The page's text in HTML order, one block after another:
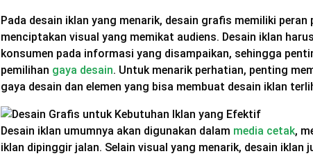
Pada desain iklan yang menarik, desain grafis memiliki peran
menciptakan visual yang memikat audiens. Desain iklan
konsumen pada informasi yang disampaikan, sehingga
pemilihan gaya desain. Untuk menarik perhatian, penting
gaya desain dan elemen yang bisa membuat desain iklan
Desain iklan umumnya akan digunakan dalam media cetak,
iklan dipinggir jalan. Selain visual yang menarik, desain iklan